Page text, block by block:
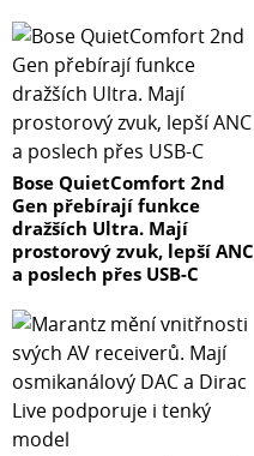
Bose QuietComfort 2nd
Gen přebírají funkce
dražších Ultra. Mají
prostorový zvuk, lepší ANC
a poslech přes USB-C